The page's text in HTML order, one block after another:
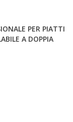
PER PIATTI
A DOPPIA